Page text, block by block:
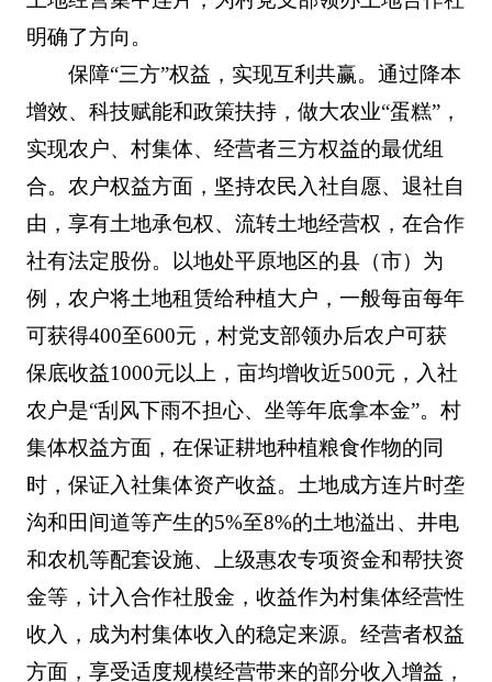
明确了方向。
保障“三方”权益，实现互利共赢。通过降本
增效、科技赋能和政策扶持，做大农业“蛋糕”，
实现农户、村集体、经营者三方权益的最优组
合。农户权益方面，坚持农民入社自愿、退社自
由，享有土地承包权、流转土地经营权，在合作
社有法定股份。以地处平原地区的县（市）为
例，农户将土地租赁给种植大户，一般每亩每年
可获得400至600元，村党支部领办后农户可获
保底收益1000元以上，亩均增收近500元，入社
农户是“刮风下雨不担心、坐等年底拿本金”。村
集体权益方面，在保证耕地种植粮食作物的同
时，保证入社集体资产收益。土地成方连片时垄
沟和田间道等产生的5%至8%的土地溢出、井电
和农机等配套设施、上级惠农专项资金和帮扶资
金等，计入合作社股金，收益作为村集体经营性
收入，成为村集体收入的稳定来源。经营者权益
方面，享受适度规模经营带来的部分收入增益，